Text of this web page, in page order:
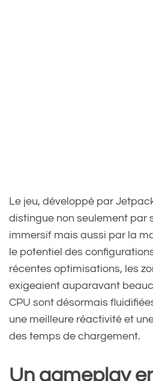
Le jeu, développé par
distingue non seulement par
immersif mais aussi par la
le potentiel des
récentes optimisations, les
exigeaient auparavant
CPU sont désormais
une meilleure réactivité et
des temps de chargement.
Un gameplay